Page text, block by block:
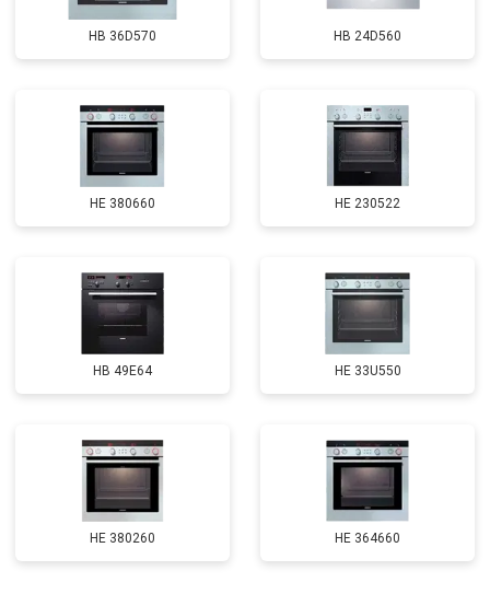
HB 36D570 HB 24D560
HE 380660 HE 230522
HB 49E64 HE 33U550
HE 380260 HE 364660